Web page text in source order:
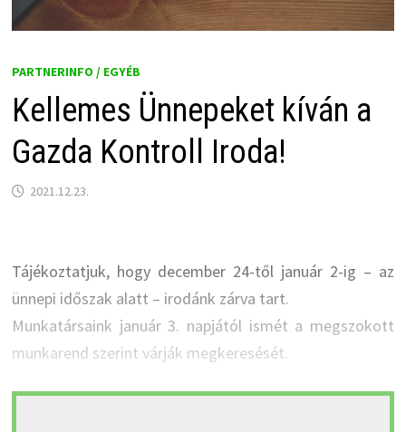
PARTNERINFO / EGYÉB
Kellemes Ünnepeket kíván a
Gazda Kontroll Iroda!
2021.12.23.
Tájékoztatjuk, hogy december 24-től január 2-ig – az
ünnepi időszak alatt – irodánk zárva tart.
Munkatársaink január 3. napjától ismét a megszokott
munkarend szerint várják megkeresését.